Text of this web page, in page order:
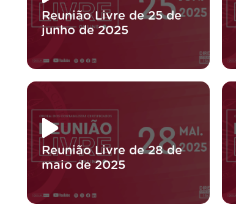
Reunião Livre de 25 de
junho de 2025
Reunião Livre de 28 de
maio de 2025